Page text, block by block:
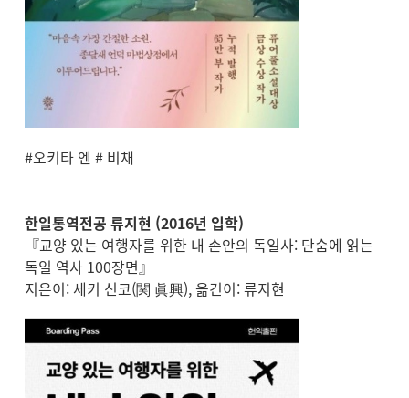
#오키타 엔 # 비채
한일통역전공 류지현 (2016년 입학)
『교양 있는 여행자를 위한 내 손안의 독일사: 단숨에 읽는
독일 역사 100장면』
지은이: 세키 신코(関 眞興), 옮긴이: 류지현